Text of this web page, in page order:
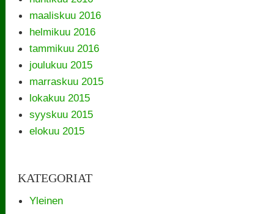
maaliskuu 2016
helmikuu 2016
tammikuu 2016
joulukuu 2015
marraskuu 2015
lokakuu 2015
syyskuu 2015
elokuu 2015
KATEGORIAT
Yleinen